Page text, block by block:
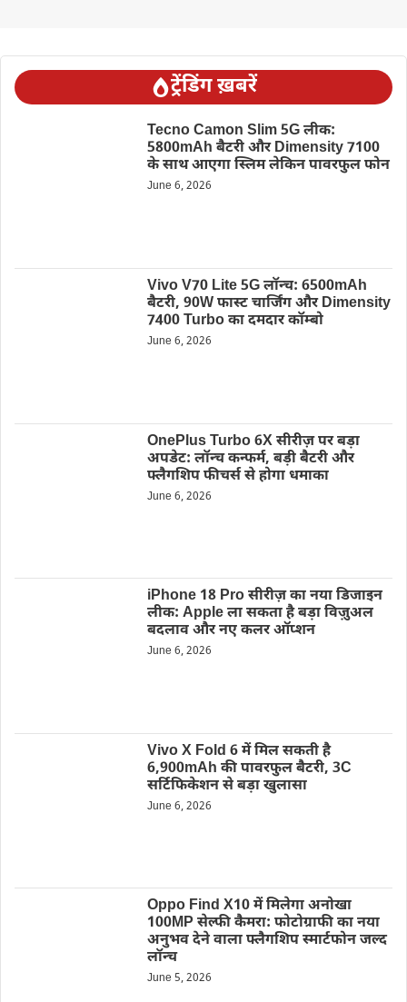
ट्रेंडिंग ख़बरें
Tecno Camon Slim 5G लीक:
5800mAh बैटरी और Dimensity 7100
के साथ आएगा स्लिम लेकिन पावरफुल फोन
June 6, 2026
Vivo V70 Lite 5G लॉन्च: 6500mAh
बैटरी, 90W फास्ट चार्जिंग और Dimensity
7400 Turbo का दमदार कॉम्बो
June 6, 2026
OnePlus Turbo 6X सीरीज़ पर बड़ा
अपडेट: लॉन्च कन्फर्म, बड़ी बैटरी और
फ्लैगशिप फीचर्स से होगा धमाका
June 6, 2026
iPhone 18 Pro सीरीज़ का नया डिजाइन
लीक: Apple ला सकता है बड़ा विज़ुअल
बदलाव और नए कलर ऑप्शन
June 6, 2026
Vivo X Fold 6 में मिल सकती है
6,900mAh की पावरफुल बैटरी, 3C
सर्टिफिकेशन से बड़ा खुलासा
June 6, 2026
Oppo Find X10 में मिलेगा अनोखा
100MP सेल्फी कैमरा: फोटोग्राफी का नया
अनुभव देने वाला फ्लैगशिप स्मार्टफोन जल्द
लॉन्च
June 5, 2026